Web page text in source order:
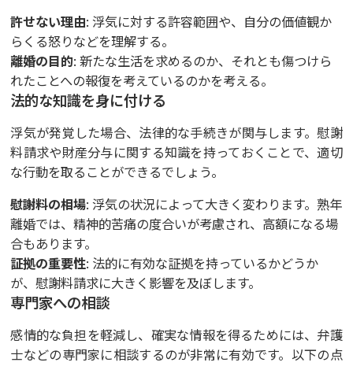
許せない理由: 浮気に対する許容範囲や、自分の価値観か
らくる怒りなどを理解する。
離婚の目的: 新たな生活を求めるのか、それとも傷つけら
れたことへの報復を考えているのかを考える。
法的な知識を身に付ける
浮気が発覚した場合、法律的な手続きが関与します。慰謝
料請求や財産分与に関する知識を持っておくことで、適切
な行動を取ることができるでしょう。
慰謝料の相場: 浮気の状況によって大きく変わります。熟年
離婚では、精神的苦痛の度合いが考慮され、高額になる場
合もあります。
証拠の重要性: 法的に有効な証拠を持っているかどうか
が、慰謝料請求に大きく影響を及ぼします。
専門家への相談
感情的な負担を軽減し、確実な情報を得るためには、弁護
士などの専門家に相談するのが非常に有効です。以下の点